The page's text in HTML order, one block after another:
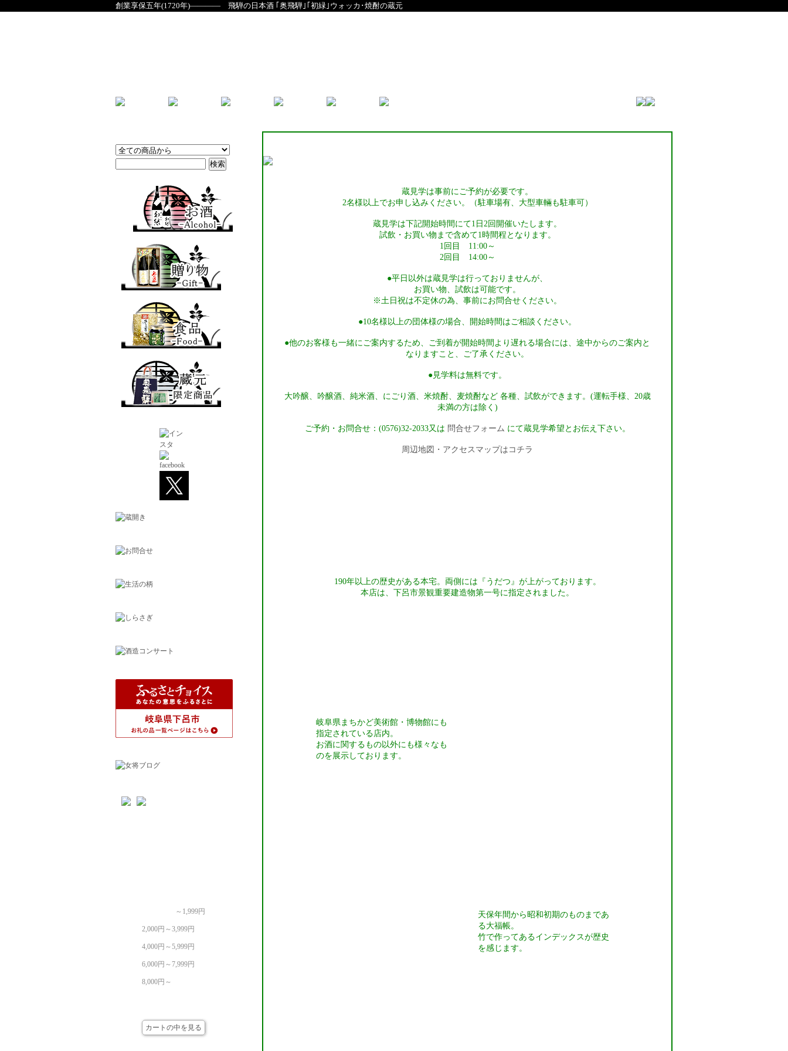
創業享保五年(1720年)―――― 飛騨の日本酒 ｢奥飛騨｣｢初緑｣ウォッカ･焼酎の蔵元
～1,999円
2,000円～3,999円
4,000円～5,999円
6,000円～7,999円
8,000円～
カートの中を見る
蔵見学は事前にご予約が必要です。
2名様以上でお申し込みください。（駐車場有、大型車輛も駐車可）
蔵見学は下記開始時間にて1日2回開催いたします。
試飲・お買い物まで含めて1時間程となります。
1回目 11:00～
2回目 14:00～
●平日以外は蔵見学は行っておりませんが、
お買い物、試飲は可能です。
※土日祝は不定休の為、事前にお問合せください。
●10名様以上の団体様の場合、開始時間はご相談ください。
●他のお客様も一緒にご案内するため、ご到着が開始時間より遅れる場合には、途中からのご案内と
なりますこと、ご了承ください。
●見学料は無料です。
大吟醸、吟醸酒、純米酒、にごり酒、米焼酎、麦焼酎など 各種、試飲ができます。(運転手様、20歳
未満の方は除く)
ご予約・お問合せ：(0576)32-2033又は 問合せフォーム にて蔵見学希望とお伝え下さい。
周辺地図・アクセスマップはコチラ
190年以上の歴史がある本宅。両側には『うだつ』が上がっております。
本店は、下呂市景観重要建造物第一号に指定されました。
岐阜県まちかど美術館・博物館にも
指定されている店内。
お酒に関するもの以外にも様々なも
のを展示しております。
天保年間から昭和初期のものまであ
る大福帳。
竹で作ってあるインデックスが歴史
を感じます。